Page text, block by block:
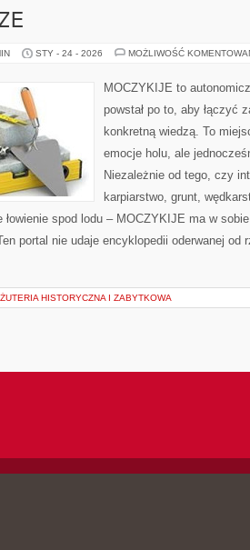
STY - 24 - 2026 MOŻLIWOŚĆ
MOCZYKIJE to
powstał po to, aby łączyć
konkretną wiedzą. To
emocje holu, ale
Niezależnie od tego, czy
karpiarstwo, grunt,
spod lodu – MOCZYKIJE ma w
portal nie udaje encyklopedii oderwanej
HISTORYCZNA I ZABYTKOWA